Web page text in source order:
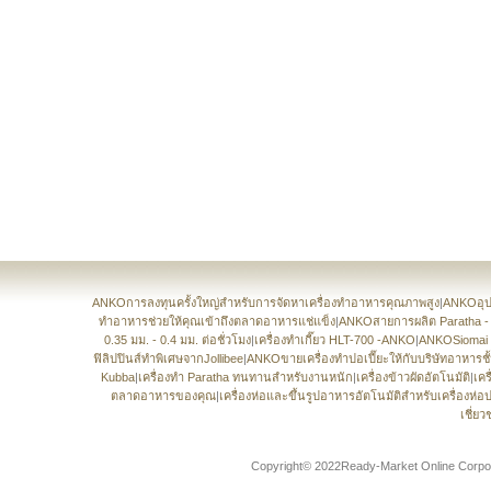
ANKOการลงทุนครั้งใหญ่สำหรับการจัดหาเครื่องทำอาหารคุณภาพสูง|ANKOอุ
ทำอาหารช่วยให้คุณเข้าถึงตลาดอาหารแช่แข็ง|ANKOสายการผลิต Paratha
0.35 มม. - 0.4 มม. ต่อชั่วโมง|เครื่องทำเกี๊ยว HLT-700 -ANKO|
ฟิลิปปินส์ทำพิเศษจากJollibee|ANKOขายเครื่องทำปอเปี๊ยะให้กับบริษัทอาหาร
Kubba|เครื่องทำ Paratha ทนทานสำหรับงานหนัก|เครื่องข้าวผัดอัตโนมัติ|เค
ตลาดอาหารของคุณ|เครื่องห่อและขึ้นรูปอาหารอัตโนมัติสำหรับเครื่องห่อ
เชี่ย
Copyright© 2022Ready-Market Online